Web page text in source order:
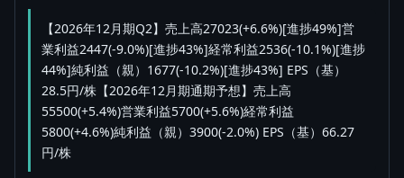
【2026年12月期Q2】売上高27023(+6.6%)[進捗49%]営
業利益2447(-9.0%)[進捗43%]経常利益2536(-10.1%)[進捗
44%]純利益（親）1677(-10.2%)[進捗43%] EPS（基）
28.5円/株【2026年12月期通期予想】売上高
55500(+5.4%)営業利益5700(+5.6%)経常利益
5800(+4.6%)純利益（親）3900(-2.0%) EPS（基）66.27
円/株